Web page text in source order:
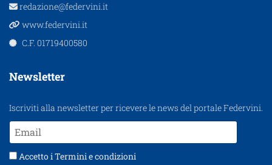
redazione@federvini.it
www.federvini.it
C.F. 01719400580
Newsletter
Iscriviti alla newsletter per ricevere le news del portale Federvini.
Accetto i Termini e condizioni